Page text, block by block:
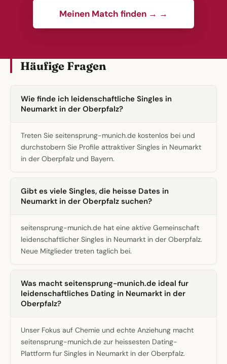
Meinen Match finden → →
Häufige Fragen
Wie finde ich leidenschaftliche Singles in
Neumarkt in der Oberpfalz?
Treten Sie seitensprung-munich.de kostenlos bei und
durchstobern Sie Profile attraktiver Singles in Neumarkt
in der Oberpfalz und Bayern.
Gibt es viele Singles, die heisse Dates in
Neumarkt in der Oberpfalz suchen?
seitensprung-munich.de hat eine aktive Gemeinschaft
leidenschaftlicher Singles in Neumarkt in der Oberpfalz.
Neue Mitglieder treten taglich bei.
Was macht seitensprung-munich.de ideal fur
leidenschaftliches Dating in Neumarkt in der
Oberpfalz?
Unser Fokus auf Chemie und echte Anziehung macht
seitensprung-munich.de zur heissesten Dating-
Plattform fur Singles in Neumarkt in der Oberpfalz.